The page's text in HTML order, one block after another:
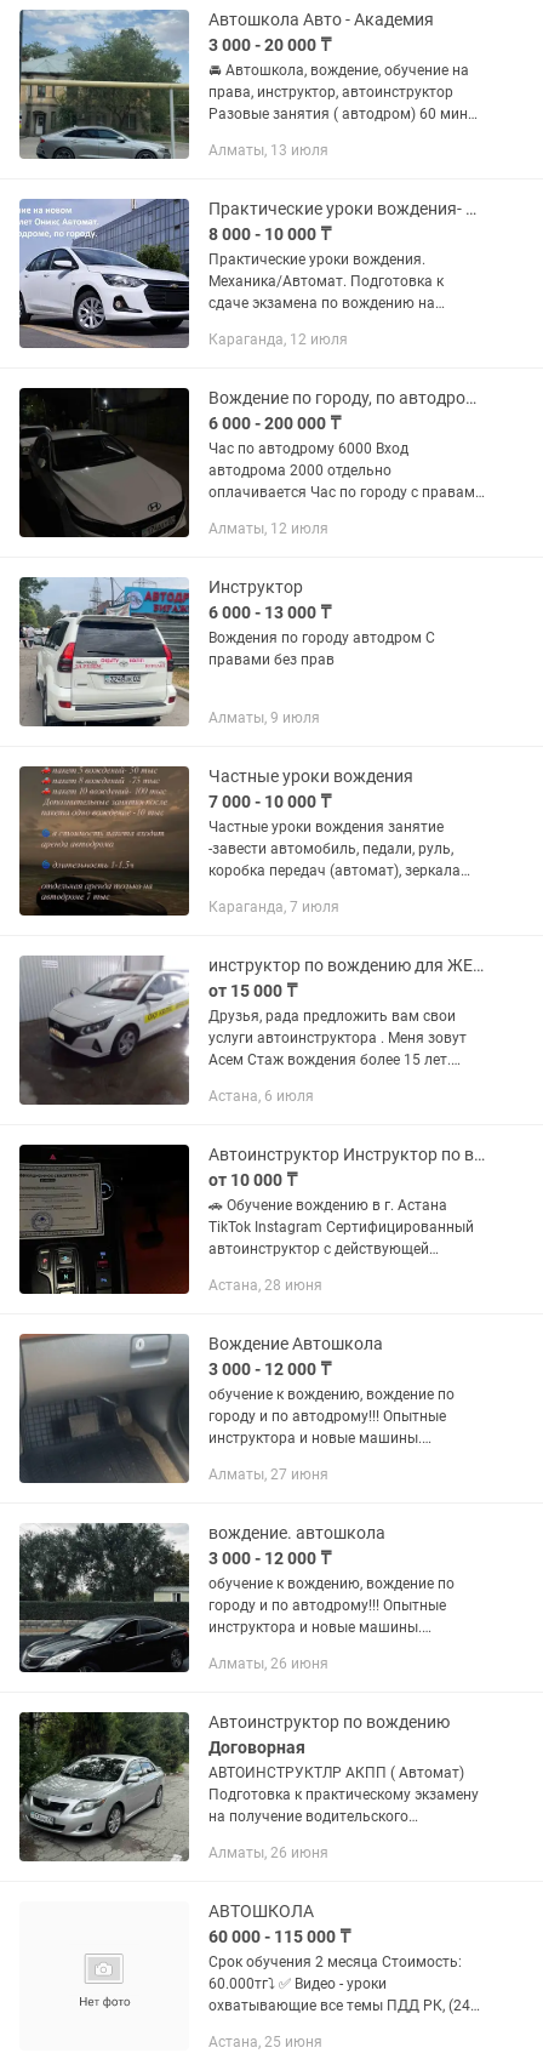
Автошкола Авто - Академия
3 000 - 20 000 ₸
🚘 Автошкола, вождение, обучение на
права, инструктор, автоинструктор
Разовые занятия ( автодром) 60 мин
пакеты: 3 занятия х 1 час 20.000 тг 5
Алматы, 13 июля
Практические уроки вождения- Механика/Автомат. Подготовка к сдаче экзамена
8 000 - 10 000 ₸
Практические уроки вождения.
Механика/Автомат. Подготовка к
сдаче экзамена по вождению на
Обучение на нашем или Вашем
Караганда, 12 июля
Вождение по городу, по автодрому
6 000 - 200 000 ₸
Час по автодрому 6000 Вход
автодрома 2000 отдельно
оплачивается Час по городу с правами
Алматы, 12 июля
Инструктор
6 000 - 13 000 ₸
Вождения по городу автодром С
правами без прав
Алматы, 9 июля
Частные уроки вождения
7 000 - 10 000 ₸
Частные уроки вождения занятие
-завести автомобиль, педали, руль,
коробка передач (автомат), зеркала
локация - трасса где мало машин 2.
Караганда, 7 июля
инструктор по вождению для ЖЕНЩИН!!!
от 15 000 ₸
Друзья, рада предложить вам свои
услуги автоинструктора . Меня зовут
Асем Стаж вождения более 15 лет.
Обучаю на своей машине Хундай i20!
Астана, 6 июля
Автоинструктор Инструктор по вождению
от 10 000 ₸
🚗 Обучение вождению в г. Астана
TikTok Instagram Сертифицированный
автоинструктор с действующей
авторской методике, с нуля и до
Астана, 28 июня
Вождение Автошкола
3 000 - 12 000 ₸
обучение к вождению, вождение по
городу и по автодрому!!! Опытные
инструктора и новые машины.
городу. Все машины оборудованные!!!
Алматы, 27 июня
вождение. автошкола
3 000 - 12 000 ₸
обучение к вождению, вождение по
городу и по автодрому!!! Опытные
инструктора и новые машины.
городу. Все машины оборудованные!!!
Алматы, 26 июня
Автоинструктор по вождению
Договорная
АВТОИНСТРУКТЛР АКПП ( Автомат)
Подготовка к практическому экзамену
на получение водительского
Отработка экзаменационного
Алматы, 26 июня
АВТОШКОЛА
60 000 - 115 000 ₸
Срок обучения 2 месяца Стоимость:
60.000тг⤵️ ✅ Видео - уроки
охватывающие все темы ПДД РК, (24/7
вашего города 🎁 Тесты с ответами
Астана, 25 июня